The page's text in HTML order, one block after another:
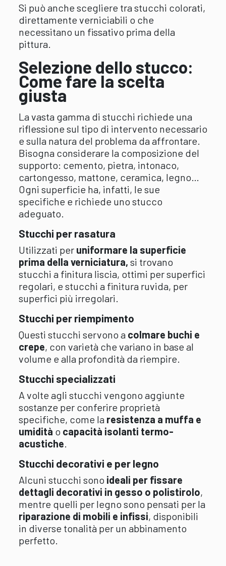
Si può anche scegliere tra stucchi colorati,
direttamente verniciabili o che
necessitano un fissativo prima della
pittura.
Selezione dello stucco:
Come fare la scelta
giusta
La vasta gamma di stucchi richiede una
riflessione sul tipo di intervento necessario
e sulla natura del problema da affrontare.
Bisogna considerare la composizione del
supporto: cemento, pietra, intonaco,
cartongesso, mattone, ceramica, legno…
Ogni superficie ha, infatti, le sue
specifiche e richiede uno stucco
adeguato.
Stucchi per rasatura
Utilizzati per uniformare la superficie
prima della verniciatura, si trovano
stucchi a finitura liscia, ottimi per superfici
regolari, e stucchi a finitura ruvida, per
superfici più irregolari.
Stucchi per riempimento
Questi stucchi servono a colmare buchi e
crepe, con varietà che variano in base al
volume e alla profondità da riempire.
Stucchi specializzati
A volte agli stucchi vengono aggiunte
sostanze per conferire proprietà
specifiche, come la resistenza a muffa e
umidità o capacità isolanti termo-
acustiche.
Stucchi decorativi e per legno
Alcuni stucchi sono ideali per fissare
dettagli decorativi in gesso o polistirolo,
mentre quelli per legno sono pensati per la
riparazione di mobili e infissi, disponibili
in diverse tonalità per un abbinamento
perfetto.